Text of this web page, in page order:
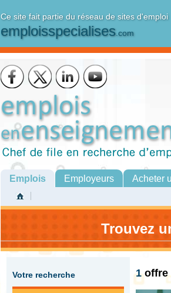
Ce site fait partie du réseau de sites d'emploi
emploisspecialises.com
Emplois Employeurs Acheter
Trouvez
Votre recherche 1offre